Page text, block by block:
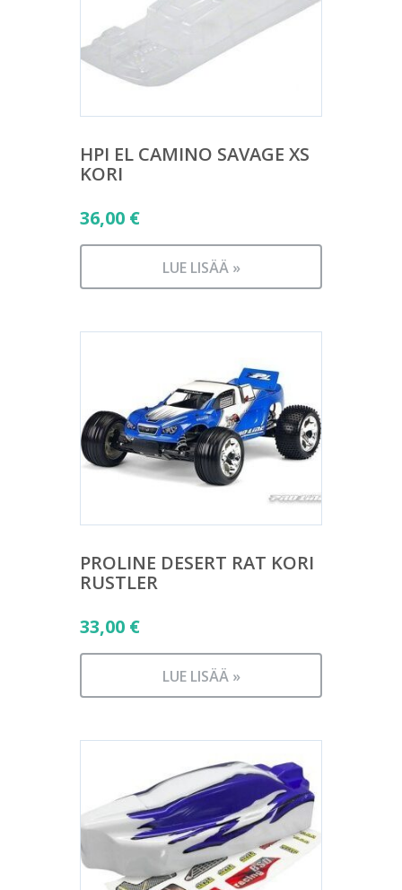
HPI EL CAMINO SAVAGE XS
KORI
36,00 €
LUE LISÄÄ »
PROLINE DESERT RAT KORI
RUSTLER
33,00 €
LUE LISÄÄ »